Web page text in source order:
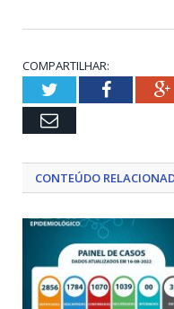
COMPARTILHAR:
TwitterFacebook
Email
CONTEÚDO